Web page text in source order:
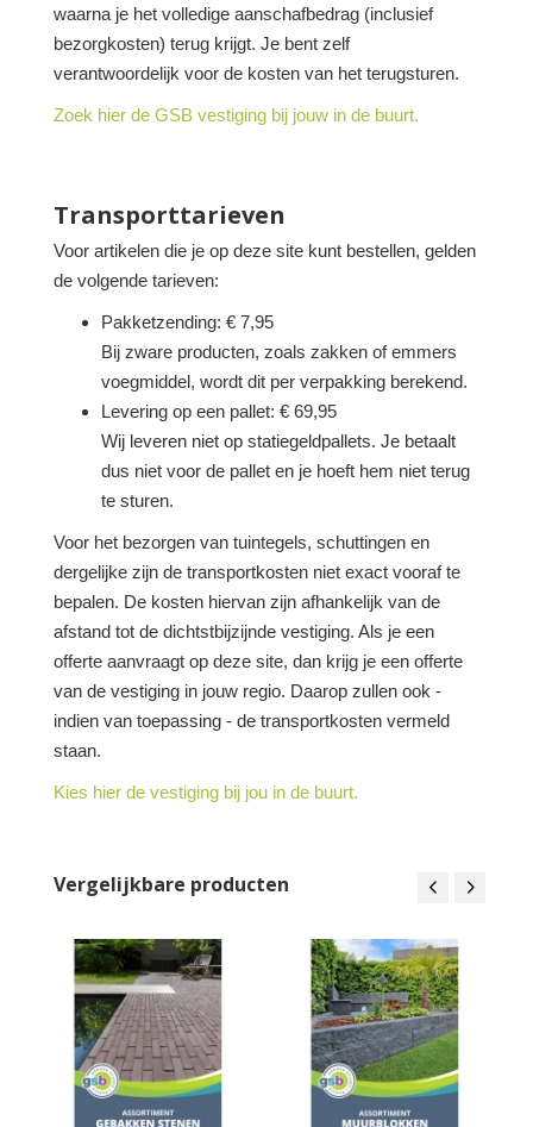
waarna je het volledige aanschafbedrag (inclusief
bezorgkosten) terug krijgt. Je bent zelf
verantwoordelijk voor de kosten van het terugsturen.
Zoek hier de GSB vestiging bij jouw in de buurt.
Transporttarieven
Voor artikelen die je op deze site kunt bestellen, gelden
de volgende tarieven:
Pakketzending: € 7,95
Bij zware producten, zoals zakken of emmers
voegmiddel, wordt dit per verpakking berekend.
Levering op een pallet: € 69,95
Wij leveren niet op statiegeldpallets. Je betaalt
dus niet voor de pallet en je hoeft hem niet terug
te sturen.
Voor het bezorgen van tuintegels, schuttingen en
dergelijke zijn de transportkosten niet exact vooraf te
bepalen. De kosten hiervan zijn afhankelijk van de
afstand tot de dichtstbijzijnde vestiging. Als je een
offerte aanvraagt op deze site, dan krijg je een offerte
van de vestiging in jouw regio. Daarop zullen ook -
indien van toepassing - de transportkosten vermeld
staan.
Kies hier de vestiging bij jou in de buurt.
Vergelijkbare producten